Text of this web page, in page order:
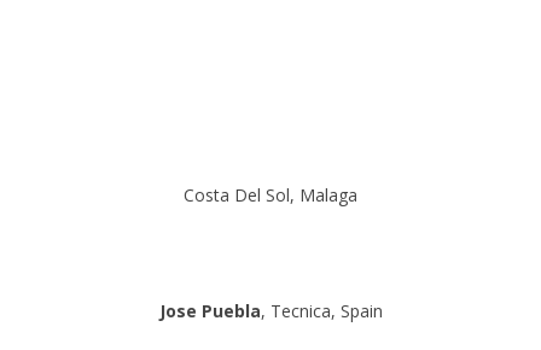
Costa Del Sol, Malaga
Jose Puebla, Tecnica, Spain